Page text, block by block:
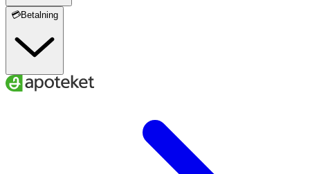
💳Betalning